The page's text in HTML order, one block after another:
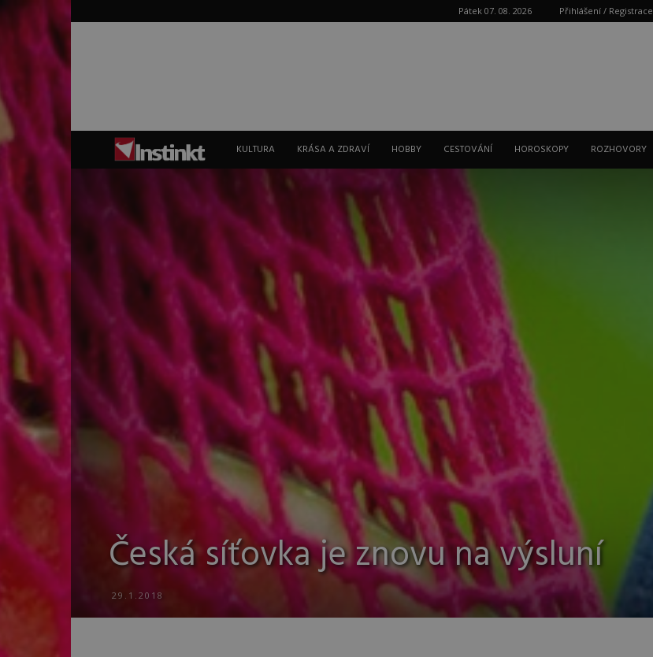
Pátek 07. 08. 2026 Přihlášení / Registrace
Instinkt
KULTURA KRÁSA A ZDRAVÍ HOBBY CESTOVÁNÍ HOROSKOPY ROZHOVORY
Česká síťovka je znovu na výsluní
29.1.2018